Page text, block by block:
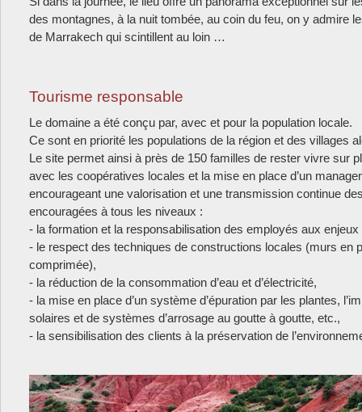
des montagnes, à la nuit tombée, au coin du feu, on y admire
de Marrakech qui scintillent au loin …
Tourisme responsable
Le domaine a été conçu par, avec et pour la population locale.
Ce sont en priorité les populations de la région et des villages
Le site permet ainsi à près de 150 familles de rester vivre sur
avec les coopératives locales et la mise en place d’un
encourageant une valorisation et une transmission continue
encouragées à tous les niveaux :
- la formation et la responsabilisation des employés aux
- le respect des techniques de constructions locales (murs en
comprimée),
- la réduction de la consommation d’eau et d’électricité,
- la mise en place d’un système d’épuration par les plantes,
solaires et de systèmes d’arrosage au goutte à goutte, etc.,
- la sensibilisation des clients à la préservation de